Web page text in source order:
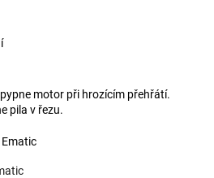
motor při hrozícím přehřátí.
pila v řezu.